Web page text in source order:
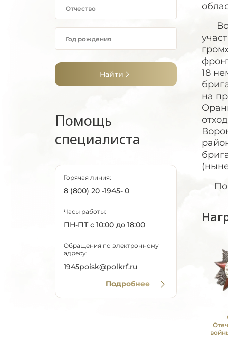
Найти
Помощь
специалиста
Горячая линия:
8 (800) 20 -1945- 0
Часы работы:
ПН-ПТ с 10:00 до 18:00
Обращения по электронному
адресу:
1945poisk@polkrf.ru
Подробнее
18
на